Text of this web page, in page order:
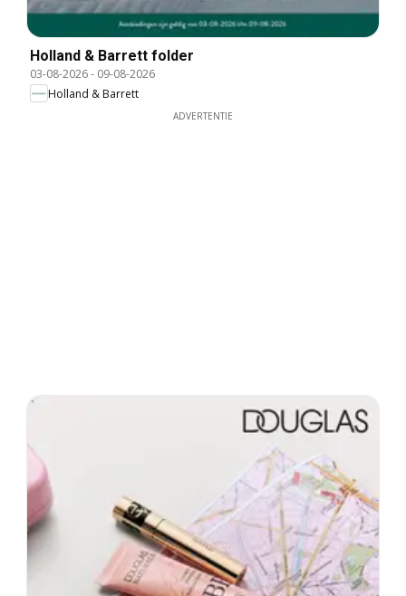
Holland & Barrett folder
03-08-2026- 09-08-2026
Holland & Barrett
ADVERTENTIE